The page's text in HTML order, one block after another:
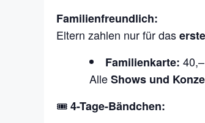
Familienfreundlich:
Eltern zahlen nur für das
Familienkarte:
AlleShows und
🎟️4-Tage-Bändchen: